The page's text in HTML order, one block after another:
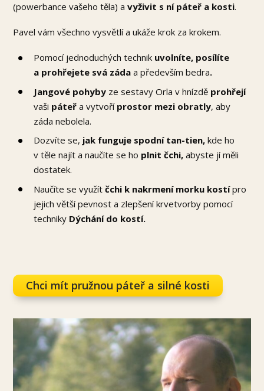
(powerbance vašeho těla) avyživit s ní páteř a kosti.
Pavel vám všechno vysvětlí a ukáže krok za krokem.
Pomocí jednoduchých technik uvolníte, posílíte
a prohřejete svá zádaa především bedra.
Jangové pohyby ze sestavy Orla v hnízdě prohřejí
vaši páteřa vytvoříprostor mezi obratly, aby
záda nebolela.
Dozvíte se, jak funguje spodní tan-tien,kde ho
v těle najít a naučíte se ho plnit čchi,abyste jí měli
dostatek.
Naučíte se využítčchi k nakrmení morku kostípro
jejich větší pevnost a zlepšení krvetvorby pomocí
techniky Dýchání do kostí.
Chci mít pružnou páteř a silné kosti